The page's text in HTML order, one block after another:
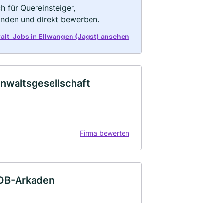
für Quereinsteiger,
und direkt bewerben.
Jobs in Ellwangen (Jagst) ansehen
Firma bewerten
Arkaden